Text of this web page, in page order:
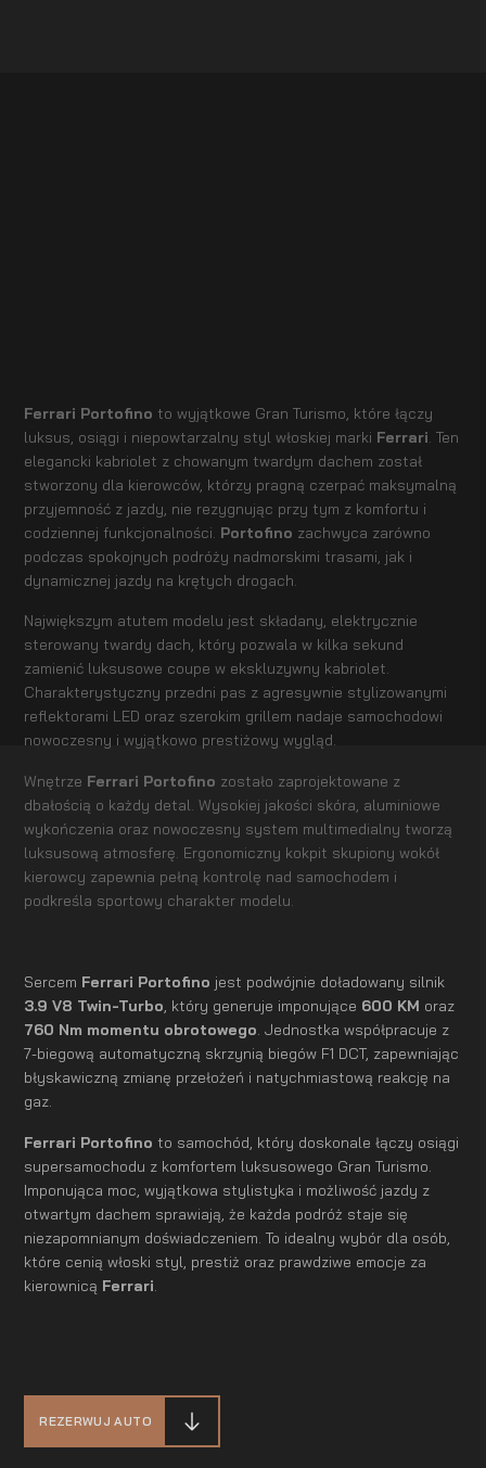
Ferrari Portofino to wyjątkowe Gran Turismo, które łączy
luksus, osiągi i niepowtarzalny styl włoskiej marki Ferrari . Ten
elegancki kabriolet z chowanym twardym dachem został
stworzony dla kierowców, którzy pragną czerpać maksymalną
przyjemność z jazdy, nie rezygnując przy tym z komfortu i
codziennej funkcjonalności. Portofino zachwyca zarówno
podczas spokojnych podróży nadmorskimi trasami, jak i
dynamicznej jazdy na krętych drogach.
Największym atutem modelu jest składany, elektrycznie
sterowany twardy dach, który pozwala w kilka sekund
zamienić luksusowe coupe w ekskluzywny kabriolet.
Charakterystyczny przedni pas z agresywnie stylizowanymi
reflektorami LED oraz szerokim grillem nadaje samochodowi
nowoczesny i wyjątkowo prestiżowy wygląd.
Wnętrze Ferrari Portofino zostało zaprojektowane z
dbałością o każdy detal. Wysokiej jakości skóra, aluminiowe
wykończenia oraz nowoczesny system multimedialny tworzą
luksusową atmosferę. Ergonomiczny kokpit skupiony wokół
kierowcy zapewnia pełną kontrolę nad samochodem i
podkreśla sportowy charakter modelu.
Sercem Ferrari Portofino jest podwójnie doładowany silnik
3.9 V8 Twin-Turbo, który generuje imponujące 600 KM oraz
760 Nm momentu obrotowego. Jednostka współpracuje z
7-biegową automatyczną skrzynią biegów F1 DCT, zapewniając
błyskawiczną zmianę przełożeń i natychmiastową reakcję na
gaz.
Ferrari Portofino to samochód, który doskonale łączy osiągi
supersamochodu z komfortem luksusowego Gran Turismo.
Imponująca moc, wyjątkowa stylistyka i możliwość jazdy z
otwartym dachem sprawiają, że każda podróż staje się
niezapomnianym doświadczeniem. To idealny wybór dla osób,
które cenią włoski styl, prestiż oraz prawdziwe emocje za
kierownicą Ferrari
REZERWUJ AUTO